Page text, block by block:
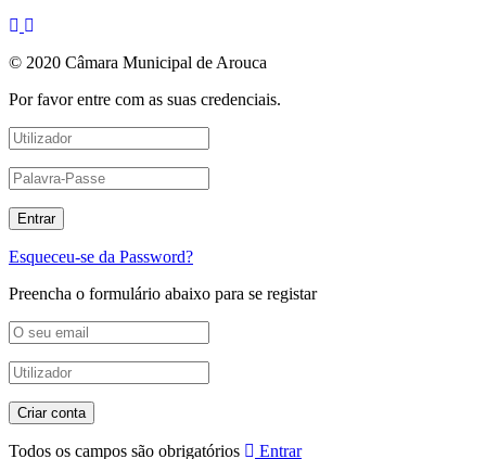
© 2020 Câmara Municipal de Arouca
Por favor entre com as suas credenciais.
Esqueceu-se da Password?
Preencha o formulário abaixo para se registar
Todos os campos são obrigatórios Entrar